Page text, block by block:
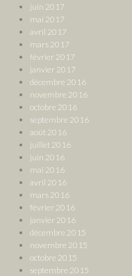
juin 2017
mai 2017
avril 2017
mars 2017
février 2017
janvier 2017
décembre 2016
novembre 2016
octobre 2016
septembre 2016
août 2016
juillet 2016
juin 2016
mai 2016
avril 2016
mars 2016
février 2016
janvier 2016
décembre 2015
novembre 2015
octobre 2015
septembre 2015